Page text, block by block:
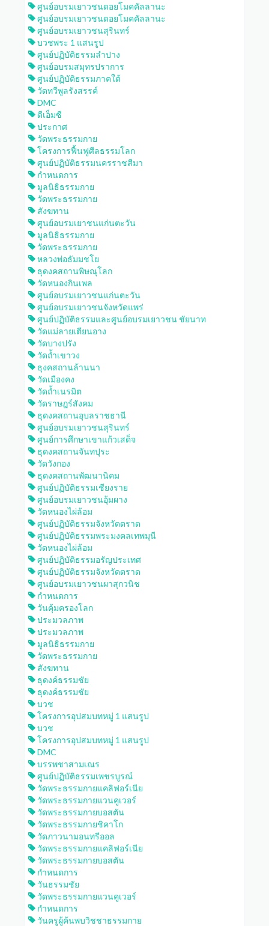
ศูนย์อบรมเยาวชนดอยโมคคัลลานะ
ศูนย์อบรมเยาวชนดอยโมคคัลลานะ
ศูนย์อบรมเยาวชนสุรินทร์
บวชพระ 1 แสนรูป
ศูนย์ปฏิบัติธรรมลำปาง
ศูนย์อบรมสมุทรปราการ
ศูนย์ปฏิบัติธรรมภาคใต้
วัดทวีพูลรังสรรค์
DMC
ดีเอ็มซี
ประกาศ
วัดพระธรรมกาย
โครงการฟื้นฟูศีลธรรมโลก
ศูนย์ปฏิบัติธรรมนครราชสีมา
กำหนดการ
มูลนิธิธรรมกาย
วัดพระธรรมกาย
สังฆทาน
ศูนย์อบรมเยาชนแก่นตะวัน
มูลนิธิธรรมกาย
วัดพระธรรมกาย
หลวงพ่อธัมมชโย
ธุดงคสถานพิษณุโลก
วัดหนองกินเพล
ศูนย์อบรมเยาวชนแก่นตะวัน
ศูนย์อบรมเยาวชนจังหวัดแพร่
ศูนย์ปฏิบัติธรรมและศูนย์อบรมเยาวชน ชัยนาท
วัดแม่ลายเตียนอาง
วัดบางปรัง
วัดถ้ำเขาวง
ธุงคสถานล้านนา
วัดเมืองคง
วัดถ้ำเนรมิต
วัดราษฎร์สังคม
ธุดงคสถานอุบลราชธานี
ศูนย์อบรมเยาวชนสุรินทร์
ศูนย์การศึกษาเขาแก้วเสด็จ
ธุดงคสถานจันทปุระ
วัดวังกอง
ธุดงคสถานพัฒนานิคม
ศูนย์ปฏิบัติธรรมเชียงราย
ศูนย์อบรมเยาวชนอุ้มผาง
วัดหนองไผ่ล้อม
ศูนย์ปฏิบัติธรรมจังหวัดตราด
ศูนย์ปฏิบัติธรรมพระมงคลเทพมุนี
วัดหนองไผ่ล้อม
ศูนย์ปฏิบัติธรรมอรัญประเทศ
ศูนย์ปฏิบัติธรรมจังหวัดตราด
ศูนย์อบรมเยาวชนผาสุกวนิช
กำหนดการ
วันคุ้มครองโลก
ประมวลภาพ
ประมวลภาพ
มูลนิธิธรรมกาย
วัดพระธรรมกาย
สังฆทาน
ธุดงค์ธรรมชัย
ธุดงค์ธรรมชัย
บวช
โครงการอุปสมบทหมู่ 1 แสนรูป
บวช
โครงการอุปสมบทหมู่ 1 แสนรูป
DMC
บรรพชาสามเณร
ศูนย์ปฏิบัติธรรมเพชรบูรณ์
วัดพระธรรมกายแคลิฟอร์เนีย
วัดพระธรรมกายแวนคูเวอร์
วัดพระธรรมกายบอสตัน
วัดพระธรรมกายชิคาโก
วัดภาวนามอนทรีออล
วัดพระธรรมกายแคลิฟอร์เนีย
วัดพระธรรมกายบอสตัน
กำหนดการ
วันธรรมชัย
วัดพระธรรมกายแวนคูเวอร์
กำหนดการ
วันครูผู้ค้นพบวิชชาธรรมกาย